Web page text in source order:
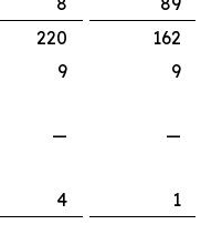
220 162
9
9
—
—
4
1